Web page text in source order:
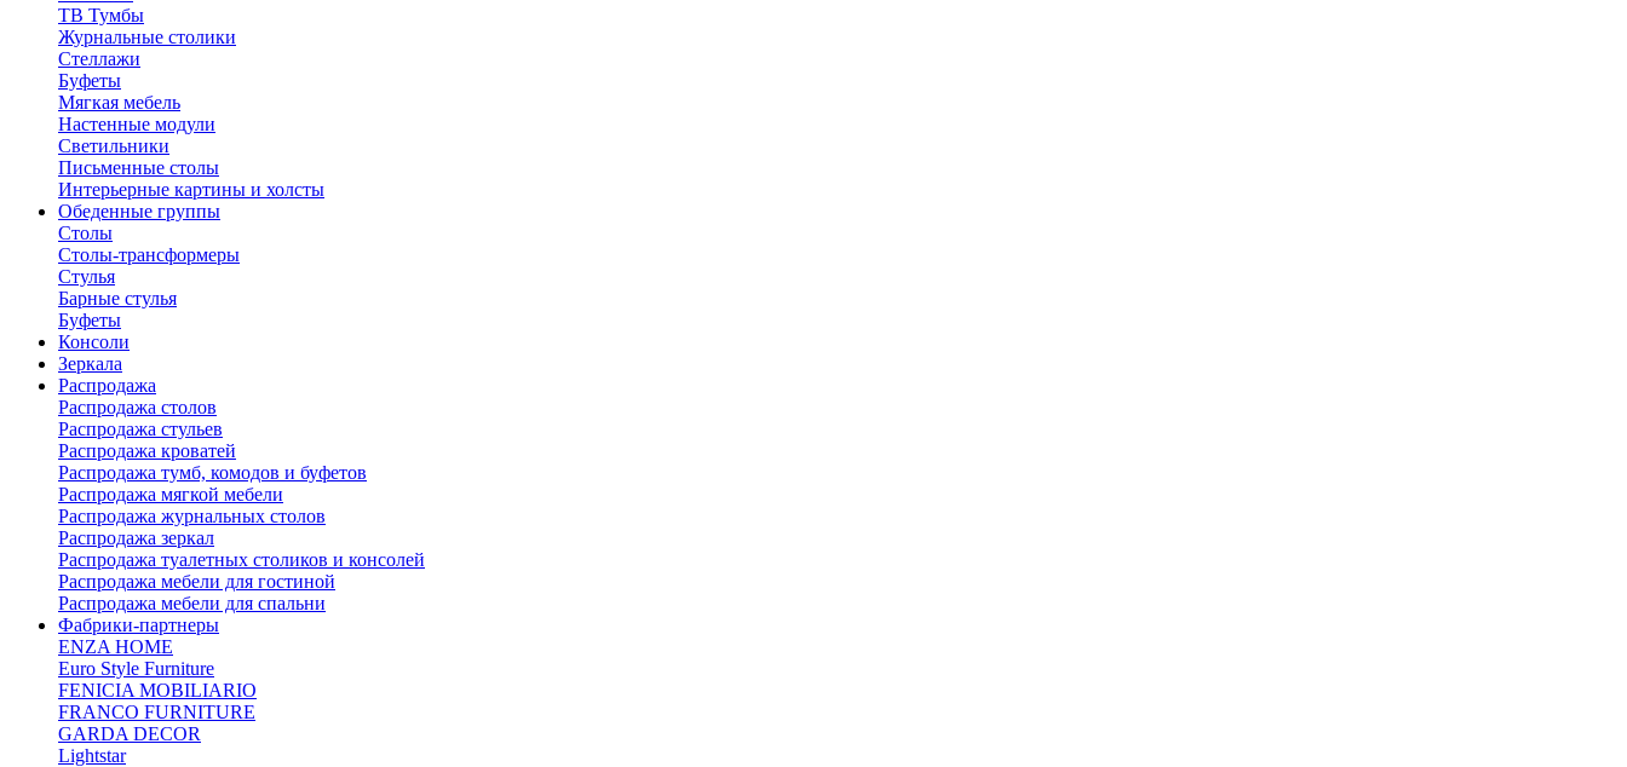
ТВ Тумбы
Журнальные столики
Стеллажи
Буфеты
Мягкая мебель
Настенные модули
Светильники
Письменные столы
Интерьерные картины и холсты
Обеденные группы
Столы
Столы-трансформеры
Стулья
Барные стулья
Буфеты
Консоли
Зеркала
Распродажа
Распродажа столов
Распродажа стульев
Распродажа кроватей
Распродажа тумб, комодов и буфетов
Распродажа мягкой мебели
Распродажа журнальных столов
Распродажа зеркал
Распродажа туалетных столиков и консолей
Распродажа мебели для гостиной
Распродажа мебели для спальни
Фабрики-партнеры
ENZA HOME
Euro Style Furniture
FENICIA MOBILIARIO
FRANCO FURNITURE
GARDA DECOR
Lightstar